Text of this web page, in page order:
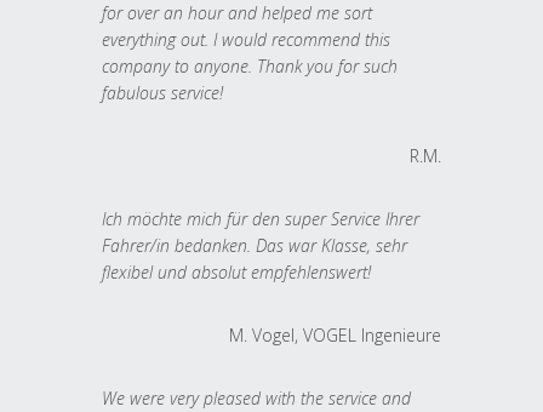
for over an hour and helped me sort
everything out. I would recommend this
company to anyone. Thank you for such
fabulous service!
R.M.
Ich möchte mich für den super Service Ihrer
Fahrer/in bedanken. Das war Klasse, sehr
flexibel und absolut empfehlenswert!
M. Vogel, VOGEL Ingenieure
We were very pleased with the service and